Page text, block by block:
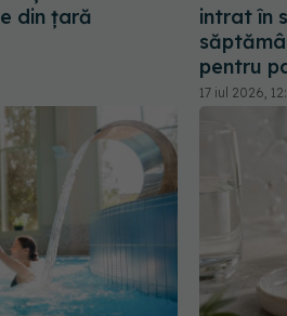
din țară
intrat în
pentru
17 iul 2026,